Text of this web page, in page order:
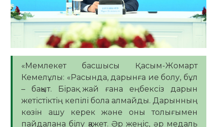
«Мемлекет басшысы Қасым-Жомарт
Кемелұлы: «Расында, дарынға ие болу, бұл
– бақыт. Бірақ жай ғана еңбексіз дарын
жетістіктің кепілі бола алмайды. Дарынның
көзін ашу керек және оны толығымен
пайдалана білу қажет. Әр жеңіс, әр медаль